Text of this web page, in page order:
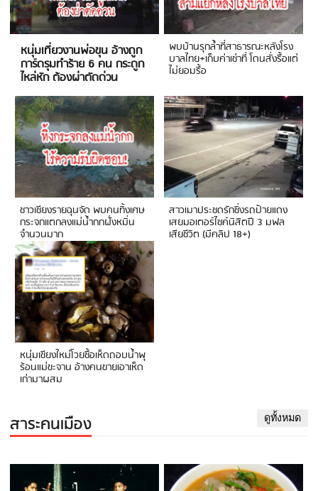
หนุ่มเที่ยวงานพ่อขุน อ้างถูก
การ์ดรุมทำร้าย 6 คน กระดูก
ไหล่หัก ต้องผ่าตัดด่วน
พบบ้านรุกล้ำที่สาธารณะหลังโรง
บาลไทย+เก็บค่าเช่าที่ โดนสั่งรื้อแต่
ไม่ยอมรื้อ
ชาวเชียงรายฉุนจัด พบคนทิ้งเศษ
กระจกแตกลงแม่น้ำกกฝั่งหมิ่น
จำนวนมาก
สาวเมาประชดรักซิ่งรถป้ายแดง
เสยมอเตอร์ไซค์นิสิตปี 3 มฟล
เสียชีวิต (มีคลิป 18+)
หนุ่มเชียงใหม่โวยซื้อเห็ดถอบน้ำพุ
ร้อนแม่ขะจาน อ้างคนขายเอาเห็ด
เก่ามาผสม
สาระคนเมือง ดูทั้งหมด